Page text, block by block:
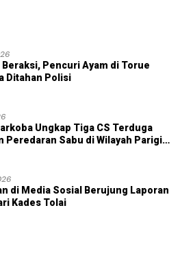
Beraksi, Pencuri Ayam di Torue
Ditahan Polisi
Ungkap Tiga CS Terduga
Peredaran Sabu di Wilayah Parigi
di Media Sosial Berujung Laporan
Kades Tolai